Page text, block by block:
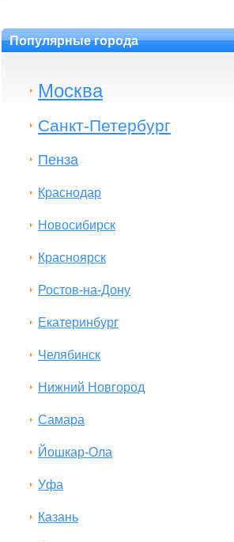
Популярные города
Москва
Санкт-Петербург
Пенза
Краснодар
Новосибирск
Красноярск
Ростов-на-Дону
Екатеринбург
Челябинск
Нижний Новгород
Самара
Йошкар-Ола
Уфа
Казань